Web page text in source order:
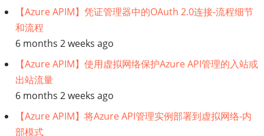
【Azure APIM】凭证管理器中的OAuth 2.0连接-流程细节
和流程
6 months 2 weeks ago
【Azure APIM】使用虚拟网络保护Azure API管理的入站或
出站流量
6 months 2 weeks ago
【Azure APIM】将Azure API管理实例部署到虚拟网络-内
部模式